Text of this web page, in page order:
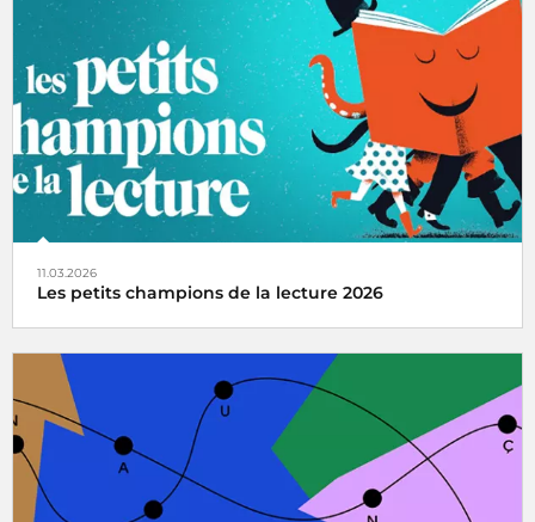
Radio France, premier média du livre, fait la part belle à la
littérature et installe son studio au Grand Palais lors du
Festival du Livre de Paris
11.03.2026
Les petits champions de la lecture 2026
Radio France partenaire de la 14e édition du grand jeu
national de lecture à voix haute pour les enfants de CM1
et CM2